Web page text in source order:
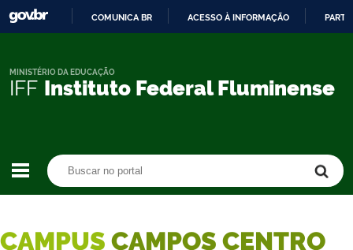
CONTEÚDO
COMUNICA BR ACESSO À INFORMAÇÃO
IFF Instituto Federal Fluminense
MINISTÉRIO DA EDUCAÇÃO
CAMPUS CAMPOS CENTRO